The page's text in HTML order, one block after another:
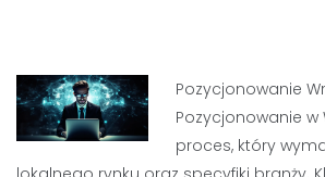
Pozycjonowanie
Pozycjonowanie w
proces, który